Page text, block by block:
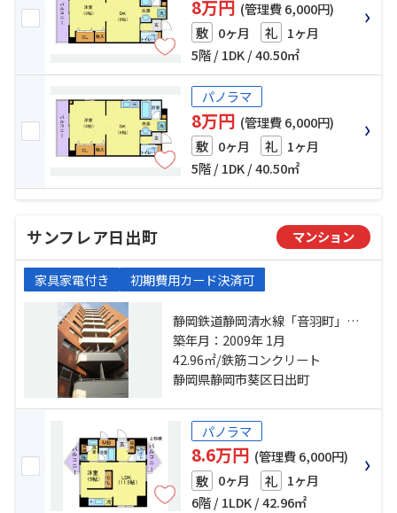
8万円 (管理費 6,000円)
敷 0ヶ月 礼 1ヶ月
5階 / 1DK / 40.50㎡
パノラマ
8万円 (管理費 6,000円)
敷 0ヶ月 礼 1ヶ月
5階 / 1DK / 40.50㎡
サンフレア日出町 マンション
家具家電付き 初期費用カード決済可
静岡鉄道静岡清水線「音羽町」
駅 徒歩4分 東海道本線「静岡」
駅 徒歩11分 静岡鉄道静岡清水線
「日吉町」駅 徒歩5分
築年月：2009年 1月
42.96㎡/鉄筋コンクリート
静岡県静岡市葵区日出町
パノラマ
8.6万円 (管理費 6,000円)
敷 0ヶ月 礼 1ヶ月
6階 / 1LDK / 42.96㎡